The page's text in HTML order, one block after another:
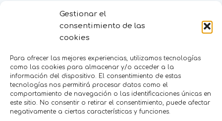
Gestionar el
consentimiento de las
cookies
Para ofrecer las mejores experiencias, utilizamos tecnologías
como las cookies para almacenar y/o acceder a la
información del dispositivo. El consentimiento de estas
tecnologías nos permitirá procesar datos como el
comportamiento de navegación o las identificaciones únicas en
este sitio. No consentir o retirar el consentimiento, puede afectar
negativamente a ciertas características y funciones.
HOMBRES
MESAS DULCES
MINIPERFUMES
MUJERES
NIÑOS
NOVEDADES